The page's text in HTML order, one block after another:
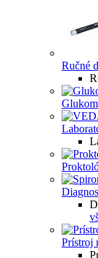
Ručné
Prístroj